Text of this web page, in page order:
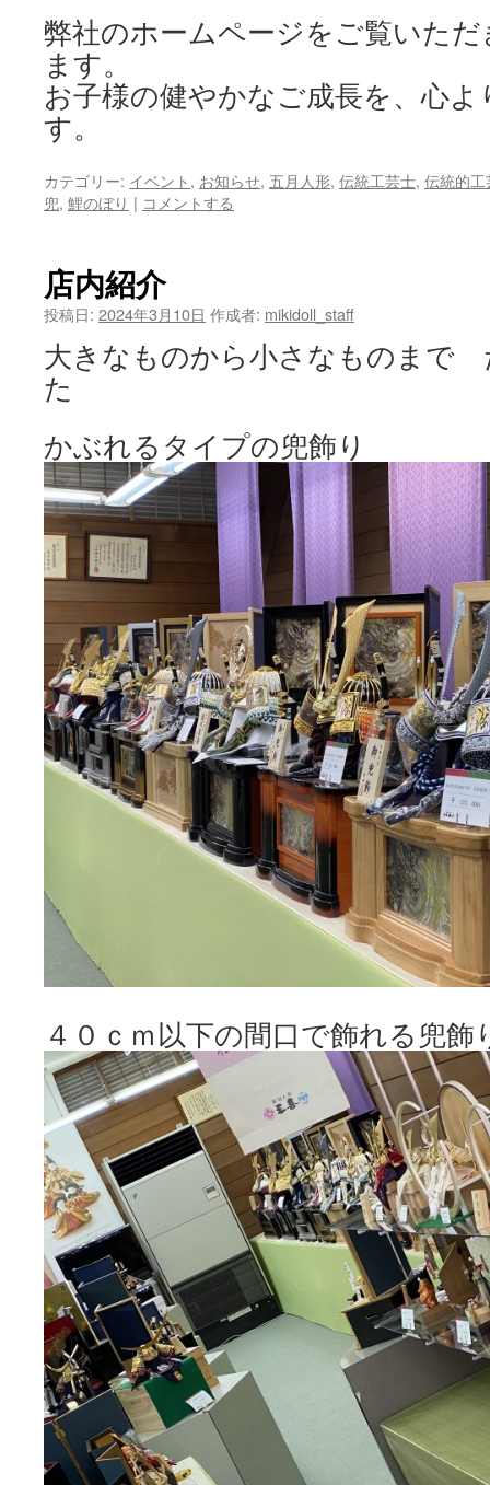
弊社のホームページをご覧いた
ます。
お子様の健やかなご成長を、心
す。
カテゴリー: イベント, お知らせ, 五月人形, 伝統工芸士, 伝統的工
兜, 鯉のぼり | コメントする
店内紹介
投稿日: 2024年3月10日 作成者: mikidoll_staff
大きなものから小さなものまで
た
かぶれるタイプの兜飾り
４０ｃｍ以下の間口で飾れる兜飾